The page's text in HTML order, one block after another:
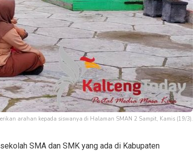
arahan kepada siswanya di Halaman SMAN 2 Sampit, Kamis (19/3).
SMA dan SMK yang ada di Kabupaten